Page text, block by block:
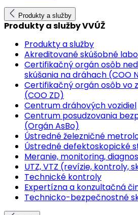
Produkty a služby
Produkty a služby VVÚŽ
Produkty a služby
Akreditované skúšobné
Certifikačný orgán osôb
skúšania na dráhach (COO
Certifikačný orgán osôb vo
(COO ZD)
Centrum dráhových vozidiel
Centrum posudzovania
(Orgán AsBo)
Ústredné železničné
Ústredné defektoskopické
Meranie, monitoring,
UTZ, VTZ (revízie, kontroly,
Technické kontroly
Expertízna a konzultačná
Technicko-bezpečnostné